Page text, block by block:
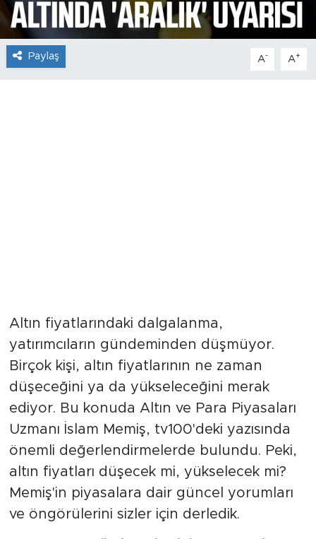
Paylaş A- A+
Altın fiyatlarındaki dalgalanma,
yatırımcıların gündeminden düşmüyor.
Birçok kişi, altın fiyatlarının ne zaman
düşeceğini ya da yükseleceğini merak
ediyor. Bu konuda Altın ve Para Piyasaları
Uzmanı İslam Memiş, tv100'deki yazısında
önemli değerlendirmelerde bulundu. Peki,
altın fiyatları düşecek mi, yükselecek mi?
Memiş'in piyasalara dair güncel yorumları
ve öngörülerini sizler için derledik.